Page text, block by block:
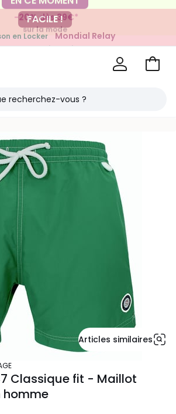
-20% dès 39€*
sur la mode
FACILE !
en Locker Mondial Relay
pour vos petits articles
Voir
Articles similaires
Classique fit - Maillot
homme